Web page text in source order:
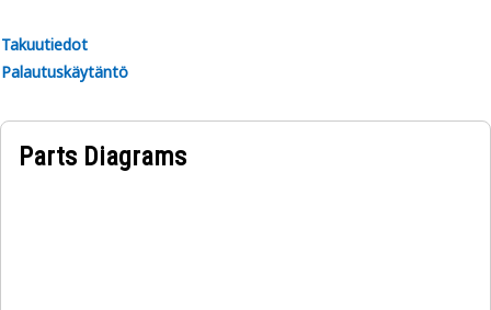
Takuutiedot
Palautuskäytäntö
Parts Diagrams